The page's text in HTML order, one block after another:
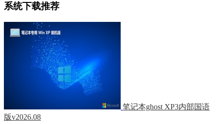
系统下载推荐
笔记本ghost XP3内部国语
版v2026.08